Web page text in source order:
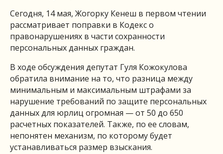
Сегодня, 14 мая, Жогорку Кенеш в первом чтении
рассматривает поправки в Кодекс о
правонарушениях в части сохранности
персональных данных граждан.
В ходе обсуждения депутат Гуля Кожокулова
обратила внимание на то, что разница между
минимальным и максимальным штрафами за
нарушение требований по защите персональных
данных для юрлиц огромная — от 50 до 650
расчетных показателей. Также, по ее словам,
непонятен механизм, по которому будет
устанавливаться размер взыскания.